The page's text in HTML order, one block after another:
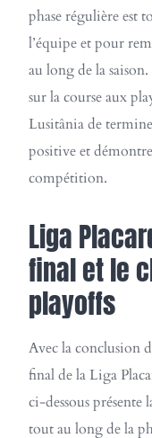
phase régulière est
l’équipe et pour
au long de la
sur la course aux
Lusitânia de
positive et
compétition.
Liga
final et le
playoffs
Avec la conclusion
final de la Liga
ci-dessous présente
tout au long de la